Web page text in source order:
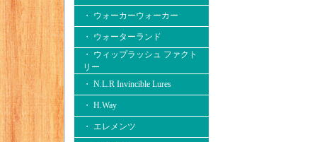
・ ウォーカーウォーカー
・ ウォーターランド
・ ウィップラッシュ ファクト
リー
・ N.L.R Invincible Lures
・ H.Way
・ エレメンツ